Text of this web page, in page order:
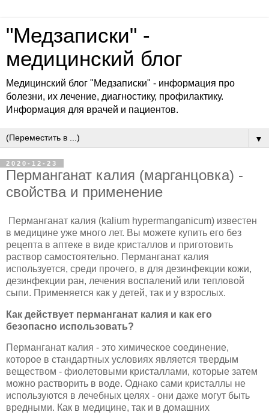
"Медзаписки" -
медицинский блог
Медицинский блог "Медзаписки" - информация про
болезни, их лечение, диагностику, профилактику.
Информация для врачей и пациентов.
▼
2020-12-23
Перманганат калия (марганцовка) -
свойства и применение
Перманганат калия (kalium hypermanganicum) известен
в медицине уже много лет. Вы можете купить его без
рецепта в аптеке в виде кристаллов и приготовить
раствор самостоятельно. Перманганат калия
используется, среди прочего, в для дезинфекции кожи,
дезинфекции ран, лечения воспалений или тепловой
сыпи. Применяется как у детей, так и у взрослых.
Как действует перманганат калия и как его
безопасно использовать?
Перманганат калия - это химическое соединение,
которое в стандартных условиях является твердым
веществом - фиолетовыми кристаллами, которые затем
можно растворить в воде. Однако сами кристаллы не
используются в лечебных целях - они даже могут быть
вредными. Как в медицине, так и в домашних